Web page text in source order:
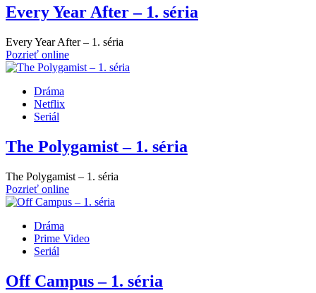
Every Year After – 1. séria
Every Year After – 1. séria
Pozrieť online
Dráma
Netflix
Seriál
The Polygamist – 1. séria
The Polygamist – 1. séria
Pozrieť online
Dráma
Prime Video
Seriál
Off Campus – 1. séria